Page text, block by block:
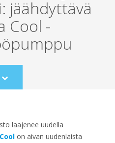
jäähdyttävä
Cool -
Scroll
to
laajenee uudella
on aivan uudenlaista